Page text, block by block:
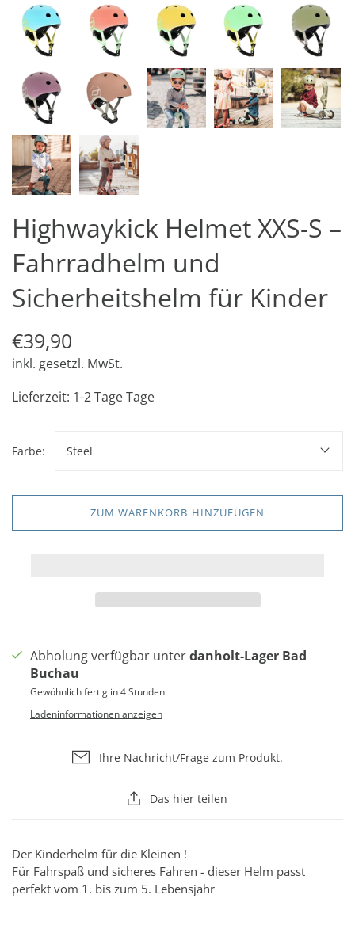
Highwaykick Helmet XXS-S –
Fahrradhelm und
Sicherheitshelm für Kinder
€39,90
inkl. gesetzl. MwSt.
Lieferzeit: 1-2 Tage Tage
Farbe: Steel
ZUM WARENKORB HINZUFÜGEN
Abholung verfügbar unterdanholt-Lager Bad
Buchau
Gewöhnlich fertig in 4 Stunden
Ladeninformationen anzeigen
Ihre Nachricht/Frage zum Produkt.
Das hier teilen
Der Kinderhelm für die Kleinen !
Für Fahrspaß und sicheres Fahren - dieser Helm passt
perfekt vom 1. bis zum 5. Lebensjahr